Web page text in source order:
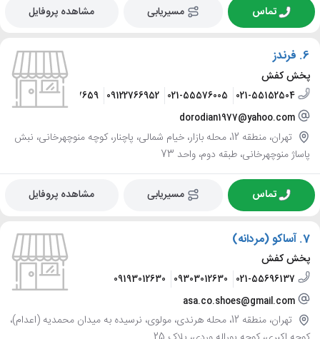
تماس مسیریابی مشاهده پروفایل
6. فرندز
پخش کفش
021-55152504
021-55576005
09122766952
09126497659
dorodian1977@yahoo.com
تهران، منطقه 12، محله بازار، خیام شمالی، پاچنار، کوچه منوچهرخانی، نبش
پاساژ منوچهرخانی، طبقه دوم، واحد 73
تماس مسیریابی مشاهده پروفایل
7. آساکو (مردانه)
پخش کفش
021-55696137
09303012630
09193012630
asa.co.shoes@gmail.com
تهران، منطقه 12، محله هرندی، مولوی، نرسیده به میدان محمدیه (اعدام)،